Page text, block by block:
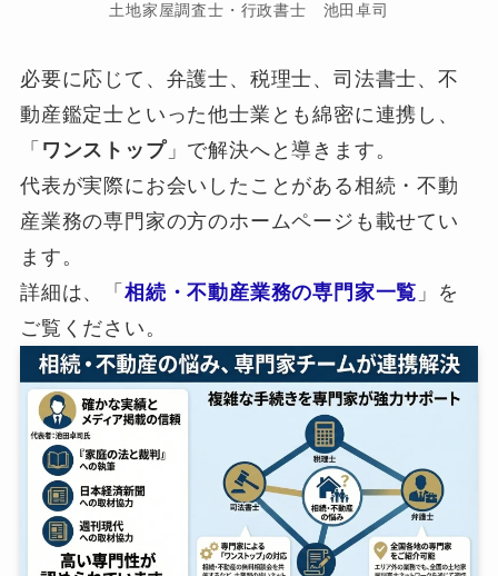
土地家屋調査士・行政書士 池田卓司
必要に応じて、弁護士、税理士、司法書士、不
動産鑑定士といった他士業とも綿密に連携し、
「 ワンストップ」で解決へと導きます。
代表が実際にお会いしたことがある相続・不動
産業務の専門家の方のホームページも載せてい
ます。
詳細は、「 相続・不動産業務の専門家一覧 」を
ご覧ください。